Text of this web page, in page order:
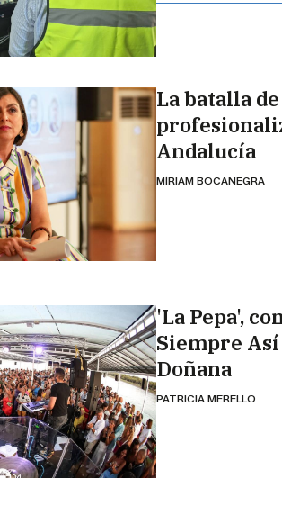
La batalla
Andalucía
MÍRIAM BOCANEGRA
'La Pepa',
Siempre
Doñana
PATRICIA MERELLO